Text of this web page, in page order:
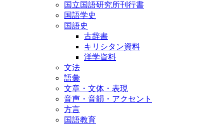
国立国語研究所刊行書
国語学史
国語史
古辞書
キリシタン資料
洋学資料
文法
語彙
文章・文体・表現
音声・音韻・アクセント
方言
国語教育